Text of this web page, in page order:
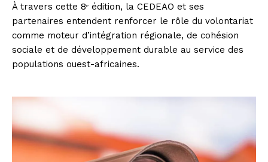
À travers cette 8ᵉ édition, la CEDEAO et ses
partenaires entendent renforcer le rôle du volontariat
comme moteur d’intégration régionale, de cohésion
sociale et de développement durable au service des
populations ouest-africaines.